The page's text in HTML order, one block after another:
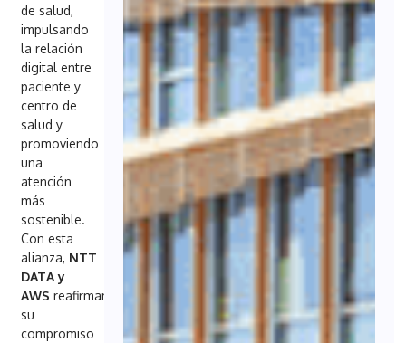
de salud,
impulsando
la relación
digital entre
paciente y
centro de
salud y
promoviendo
una
atención
más
sostenible.
Con esta
alianza, NTT
DATA y
AWS reafirman
su
compromiso